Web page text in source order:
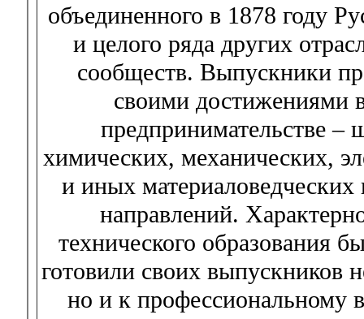
объединенного в 1878 году
и целого ряда других
сообществ. Выпускники
своими достижениями
предпринимательстве –
химических, механических,
и иных
направлений.
технического образования
готовили своих выпускников
но и к профессиональному